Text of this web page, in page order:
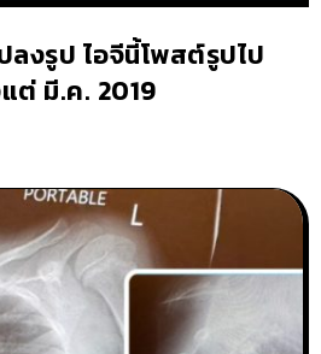
งรูป ไอจีนี้โพสต์รูปไป
ต่ มี.ค. 2019